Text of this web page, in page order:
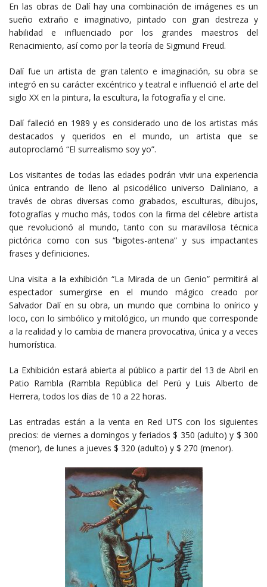
En las obras de Dalí hay una combinación de imágenes es un
sueño extraño e imaginativo, pintado con gran destreza y
habilidad e influenciado por los grandes maestros del
Renacimiento, así como por la teoría de Sigmund Freud.
Dalí fue un artista de gran talento e imaginación, su obra se
integró en su carácter excéntrico y teatral e influenció el arte del
siglo XX en la pintura, la escultura, la fotografía y el cine.
Dalí falleció en 1989 y es considerado uno de los artistas más
destacados y queridos en el mundo, un artista que se
autoproclamó “El surrealismo soy yo”.
Los visitantes de todas las edades podrán vivir una experiencia
única entrando de lleno al psicodélico universo Daliniano, a
través de obras diversas como grabados, esculturas, dibujos,
fotografías y mucho más, todos con la firma del célebre artista
que revolucionó al mundo, tanto con su maravillosa técnica
pictórica como con sus “bigotes-antena” y sus impactantes
frases y definiciones.
Una visita a la exhibición “La Mirada de un Genio” permitirá al
espectador sumergirse en el mundo mágico creado por
Salvador Dalí en su obra, un mundo que combina lo onírico y
loco, con lo simbólico y mitológico, un mundo que corresponde
a la realidad y lo cambia de manera provocativa, única y a veces
humorística.
La Exhibición estará abierta al público a partir del 13 de Abril en
Patio Rambla (Rambla República del Perú y Luis Alberto de
Herrera, todos los días de 10 a 22 horas.
Las entradas están a la venta en Red UTS con los siguientes
precios: de viernes a domingos y feriados $ 350 (adulto) y $ 300
(menor), de lunes a jueves $ 320 (adulto) y $ 270 (menor).